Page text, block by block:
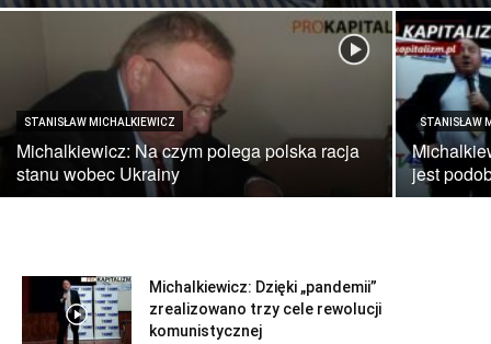
STANISŁAW MICHALKIEWICZ
Michalkiewicz: Na czym polega polska racja
stanu wobec Ukrainy
STANISŁAW
jest
Michalkiewicz: Dzięki „pandemii”
zrealizowano trzy cele rewolucji
komunistycznej